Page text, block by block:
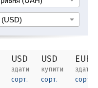
USD
здати
сорт.
USD
купити
сорт.
EUR
здати
сорт.